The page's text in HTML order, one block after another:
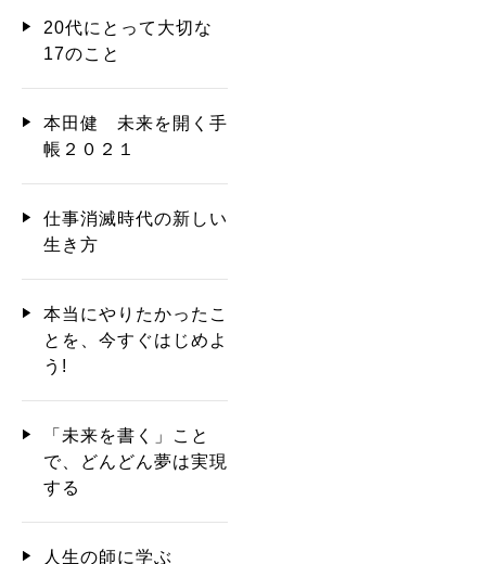
20代にとって大切な
17のこと
本田健 未来を開く手
帳２０２１
仕事消滅時代の新しい
生き方
本当にやりたかったこ
とを、今すぐはじめよ
う!
「未来を書く」こと
で、どんどん夢は実現
する
人生の師に学ぶ